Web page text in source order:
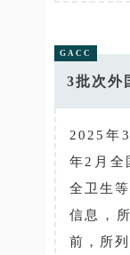
GACC
3批次外
2025年
年2月全
全卫生
信息，
前，所